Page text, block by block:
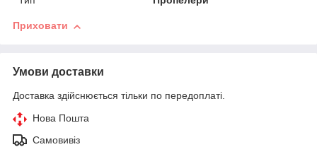
Приховати
Умови доставки
Доставка здійснюється тільки по передоплаті.
Нова Пошта
Самовивіз